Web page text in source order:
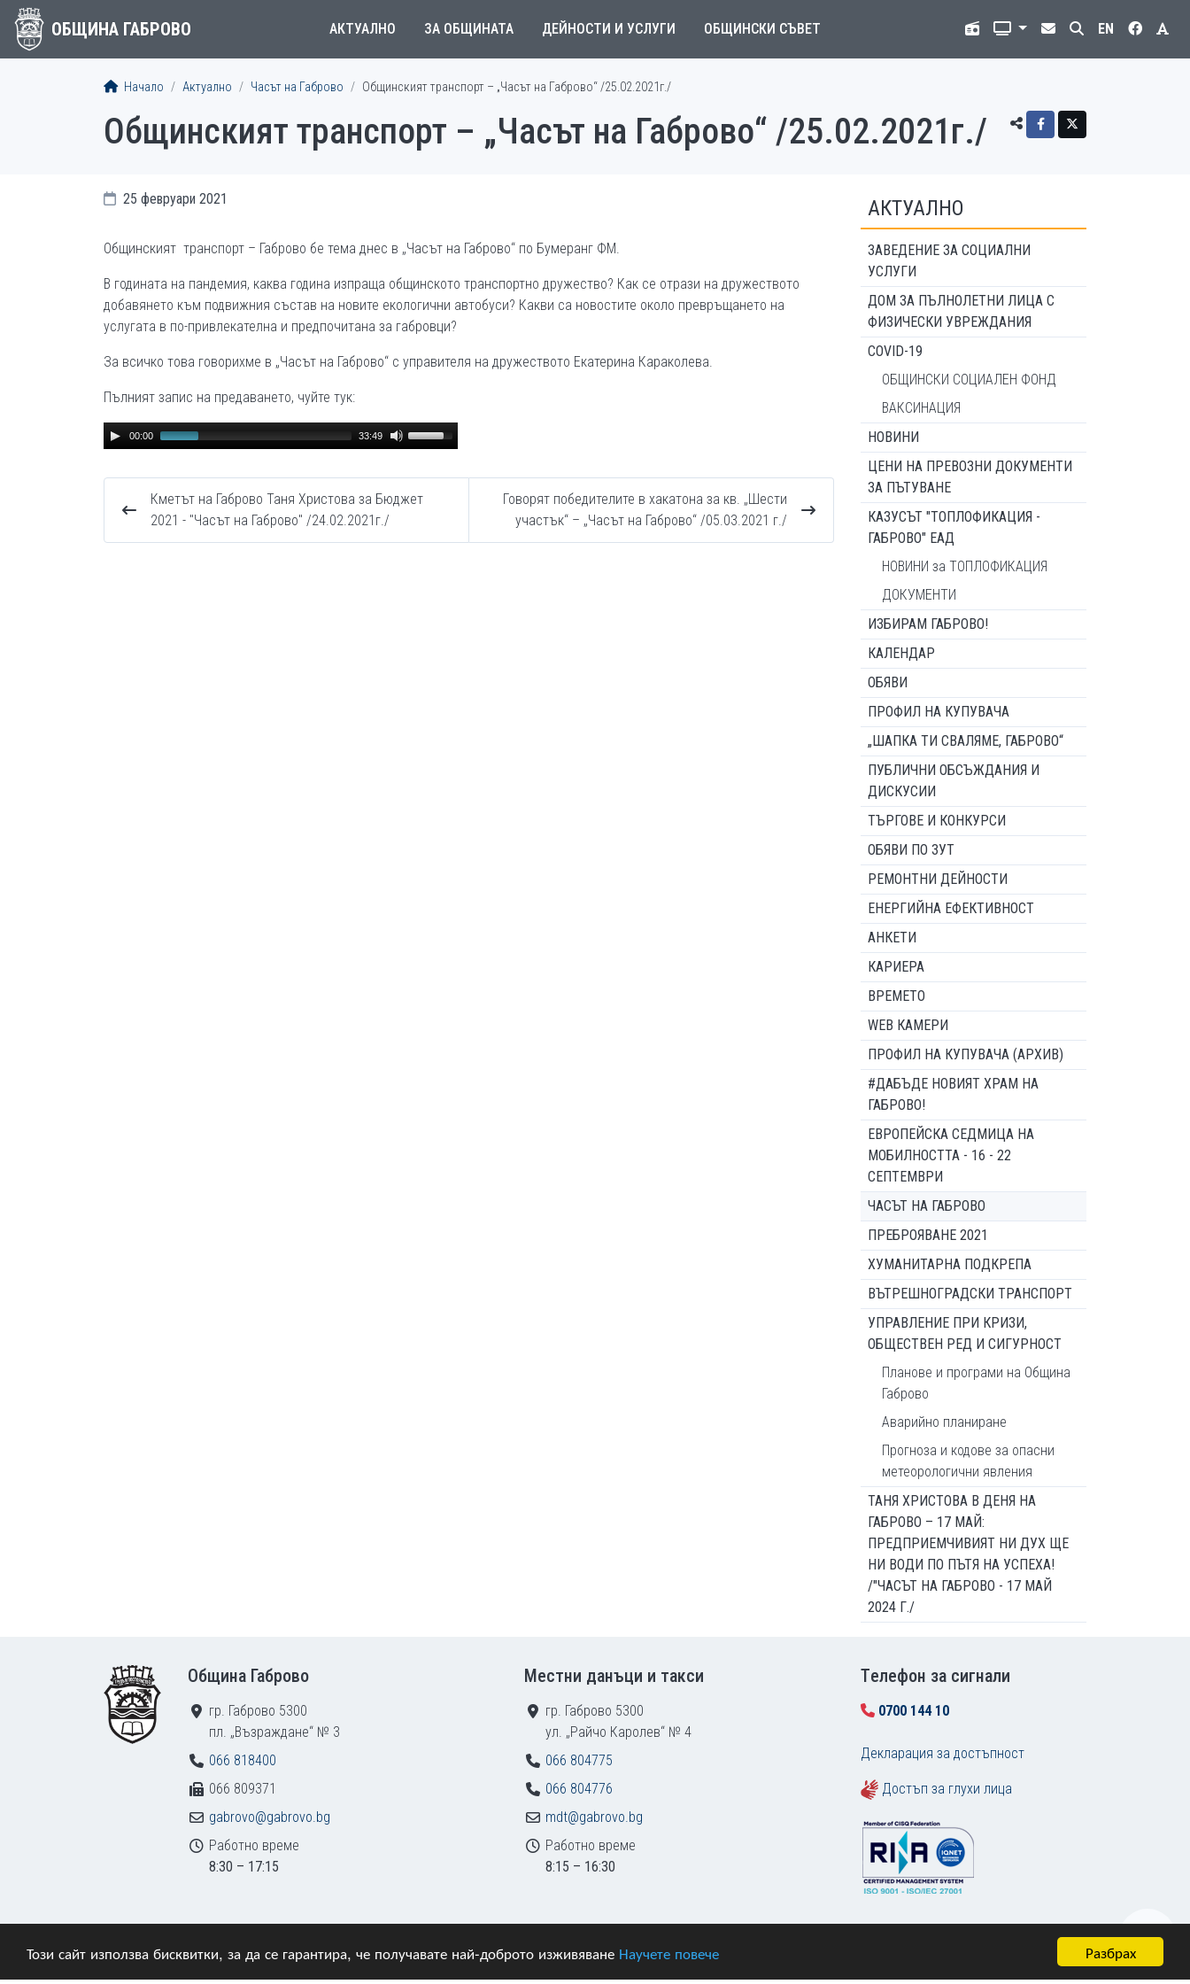
Разбрах
Този сайт използва бисквитки, за да се гарантира, че получавате най-доброто изживяване Научете повече
ОБЩИНА ГАБРОВО АКТУАЛНО ЗА ОБЩИНАТА ДЕЙНОСТИ И УСЛУГИ ОБЩИНСКИ СЪВЕТ EN
Начало Актуално Часът на Габрово Общинският транспорт – „Часът на Габрово“ /25.02.2021г./
Общинският транспорт – „Часът на Габрово“ /25.02.2021г./
25 февруари 2021
Общинският транспорт – Габрово бе тема днес в „Часът на Габрово“ по Бумеранг ФМ.
В годината на пандемия, каква година изпраща общинското транспортно дружество? Как се отрази на дружеството
добавянето към подвижния състав на новите екологични автобуси? Какви са новостите около превръщането на
услугата в по-привлекателна и предпочитана за габровци?
За всичко това говорихме в „Часът на Габрово“ с управителя на дружеството Екатерина Караколева.
Пълният запис на предаването, чуйте тук:
Audio
Player
00:00 33:49
Use
Up/Down
Arrow
keys
increase
Кметът на Габрово Таня Христова за Бюджет
2021 - "Часът на Габрово" /24.02.2021г./
Говорят победителите в хакатона за кв. „Шести
участък“ – „Часът на Габрово“ /05.03.2021 г./
АКТУАЛНО
ЗАВЕДЕНИЕ ЗА СОЦИАЛНИ
УСЛУГИ
ДОМ ЗА ПЪЛНОЛЕТНИ ЛИЦА С
ФИЗИЧЕСКИ УВРЕЖДАНИЯ
COVID-19
ОБЩИНСКИ СОЦИАЛЕН ФОНД
ВАКСИНАЦИЯ
НОВИНИ
ЦЕНИ НА ПРЕВОЗНИ ДОКУМЕНТИ
ЗА ПЪТУВАНЕ
КАЗУСЪТ "ТОПЛОФИКАЦИЯ -
ГАБРОВО" ЕАД
НОВИНИ за ТОПЛОФИКАЦИЯ
ДОКУМЕНТИ
ИЗБИРАМ ГАБРОВО!
КАЛЕНДАР
ОБЯВИ
ПРОФИЛ НА КУПУВАЧА
„ШАПКА ТИ СВАЛЯМЕ, ГАБРОВО“
ПУБЛИЧНИ ОБСЪЖДАНИЯ И
ДИСКУСИИ
ТЪРГОВЕ И КОНКУРСИ
ОБЯВИ ПО ЗУТ
РЕМОНТНИ ДЕЙНОСТИ
ЕНЕРГИЙНА ЕФЕКТИВНОСТ
АНКЕТИ
КАРИЕРА
ВРЕМЕТО
WEB КАМЕРИ
ПРОФИЛ НА КУПУВАЧА (АРХИВ)
#ДАБЪДЕ НОВИЯТ ХРАМ НА
ГАБРОВО!
ЕВРОПЕЙСКА СЕДМИЦА НА
МОБИЛНОСТТА - 16 - 22
СЕПТЕМВРИ
ЧАСЪТ НА ГАБРОВО
ПРЕБРОЯВАНЕ 2021
ХУМАНИТАРНА ПОДКРЕПА
ВЪТРЕШНОГРАДСКИ ТРАНСПОРТ
УПРАВЛЕНИЕ ПРИ КРИЗИ,
ОБЩЕСТВЕН РЕД И СИГУРНОСТ
Планове и програми на Община
Габрово
Аварийно планиране
Прогноза и кодове за опасни
метеорологични явления
ТАНЯ ХРИСТОВА В ДЕНЯ НА
ГАБРОВО – 17 МАЙ:
ПРЕДПРИЕМЧИВИЯТ НИ ДУХ ЩЕ
НИ ВОДИ ПО ПЪТЯ НА УСПЕХА!
/"ЧАСЪТ НА ГАБРОВО - 17 МАЙ
2024 Г./
Община Габрово
гр. Габрово 5300
пл. „Възраждане“ № 3
066 818400
066 809371
gabrovo@gabrovo.bg
Работно време
8:30 – 17:15
Местни данъци и такси
гр. Габрово 5300
ул. „Райчо Каролев“ № 4
066 804775
066 804776
mdt@gabrovo.bg
Работно време
8:15 – 16:30
Tелефон за сигнали
0700 144 10
Декларация за достъпност
Достъп за глухи лица
© 2009–2026 Община Габрово. Всички права запазени.